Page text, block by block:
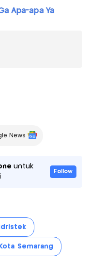
Apa-apa Ya
News
untuk
Follow
Semarang